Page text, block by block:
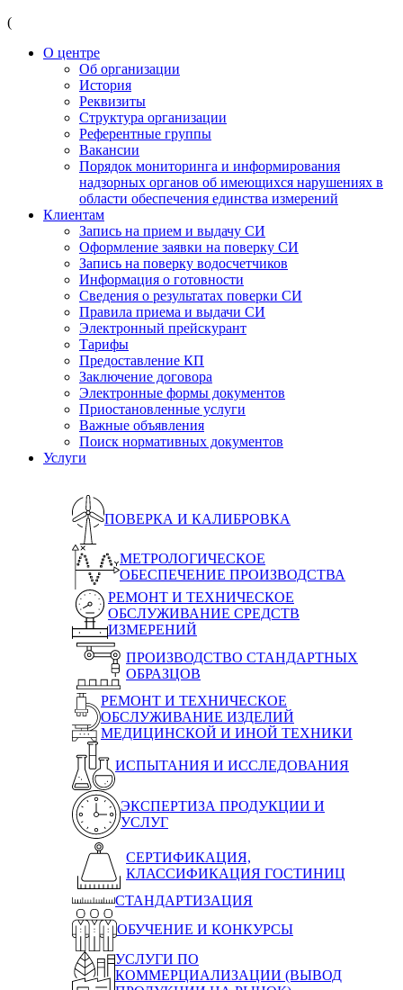
(
О центре
Об организации
История
Реквизиты
Структура организации
Референтные группы
Вакансии
Порядок мониторинга и информирования
надзорных органов об имеющихся нарушениях в
области обеспечения единства измерений
Клиентам
Запись на прием и выдачу СИ
Оформление заявки на поверку СИ
Запись на поверку водосчетчиков
Информация о готовности
Сведения о результатах поверки СИ
Правила приема и выдачи СИ
Электронный прейскурант
Тарифы
Предоставление КП
Заключение договора
Электронные формы документов
Приостановленные услуги
Важные объявления
Поиск нормативных документов
Услуги
ПОВЕРКА И КАЛИБРОВКА
МЕТРОЛОГИЧЕСКОЕ
ОБЕСПЕЧЕНИЕ ПРОИЗВОДСТВА
РЕМОНТ И ТЕХНИЧЕСКОЕ
ОБСЛУЖИВАНИЕ СРЕДСТВ
ИЗМЕРЕНИЙ
ПРОИЗВОДСТВО СТАНДАРТНЫХ
ОБРАЗЦОВ
РЕМОНТ И ТЕХНИЧЕСКОЕ
ОБСЛУЖИВАНИЕ ИЗДЕЛИЙ
МЕДИЦИНСКОЙ И ИНОЙ ТЕХНИКИ
ИСПЫТАНИЯ И ИССЛЕДОВАНИЯ
ЭКСПЕРТИЗА ПРОДУКЦИИ И
УСЛУГ
СЕРТИФИКАЦИЯ,
КЛАССИФИКАЦИЯ ГОСТИНИЦ
СТАНДАРТИЗАЦИЯ
ОБУЧЕНИЕ И КОНКУРСЫ
УСЛУГИ ПО
КОММЕРЦИАЛИЗАЦИИ (ВЫВОД